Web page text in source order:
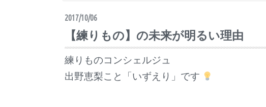
2017/10/06
【練りもの】の未来が明るい理由
練りものコンシェルジュ
出野恵梨こと「いずえり」です